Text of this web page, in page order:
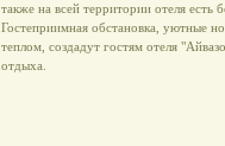
также на всей территории отеля есть
Гостеприимная обстановка, уютные
теплом, создадут гостям отеля
отдыха.